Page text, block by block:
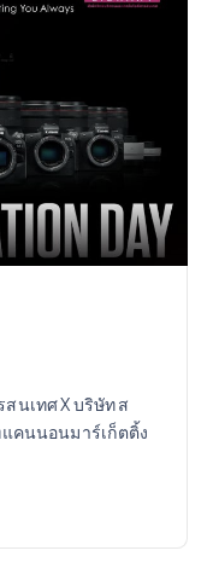
นเทศ X บริษัท ส
คนนอนมาร์เก็ตติ้ง